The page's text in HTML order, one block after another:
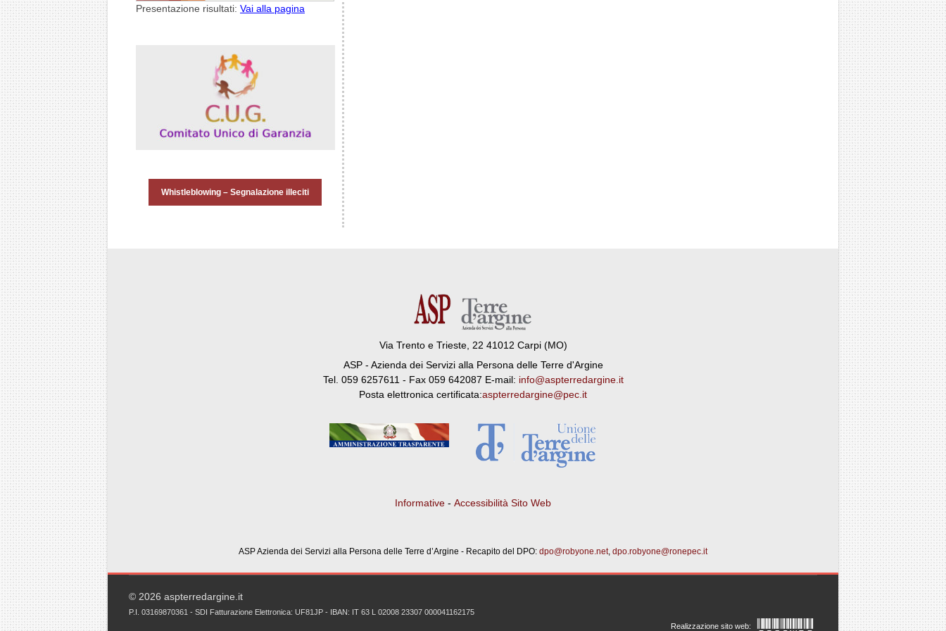
Presentazione risultati: Vai alla pagina
Whistleblowing – Segnalazione illeciti
Via Trento e Trieste, 22 41012 Carpi (MO)
ASP - Azienda dei Servizi alla Persona delle Terre d'Argine
Tel. 059 6257611 - Fax 059 642087 E-mail: info@aspterredargine.it
Posta elettronica certificata:aspterredargine@pec.it
Informative - Accessibilità Sito Web
ASP Azienda dei Servizi alla Persona delle Terre d’Argine - Recapito del DPO: dpo@robyone.net, dpo.robyone@ronepec.it
© 2026 aspterredargine.it
P.I. 03169870361 - SDI Fatturazione Elettronica: UF81JP - IBAN: IT 63 L 02008 23307 000041162175
Realizzazione sito web: